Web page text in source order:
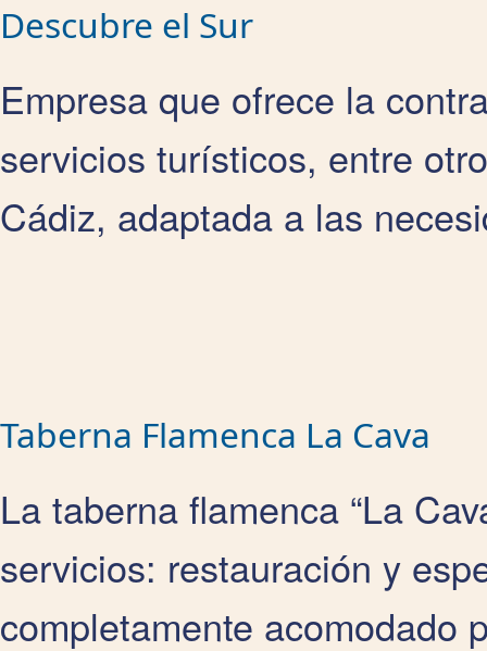
Descubre el Sur
Empresa que ofrece la
servicios turísticos, entre
Cádiz, adaptada a las
Taberna Flamenca La Cava
La taberna flamenca “La
servicios: restauración y
completamente acomodado